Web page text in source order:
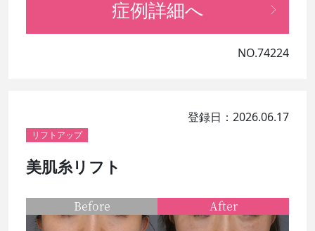
症例詳細へ
NO.74224
登録日：2026.06.17
リフトアップ
美肌糸リフト
Before After